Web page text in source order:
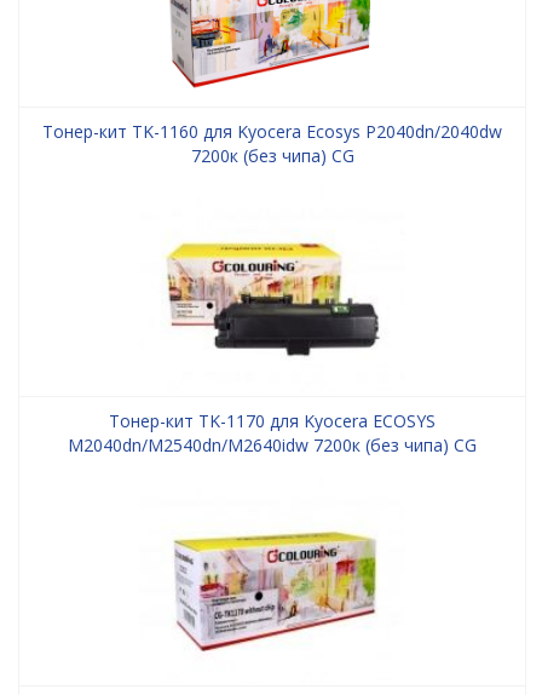
Тонер-кит TK-1160 для Kyocera Ecosys P2040dn/2040dw
7200к (без чипа) CG
Тонер-кит TK-1170 для Kyocera ECOSYS
M2040dn/M2540dn/M2640idw 7200к (без чипа) CG